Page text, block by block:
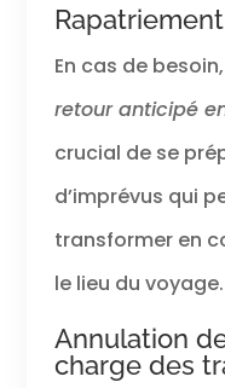
En cas de besoin,
retour anticipé
crucial de se
d’imprévus qui
transformer en
le lieu du voyage.
Annulation
charge des